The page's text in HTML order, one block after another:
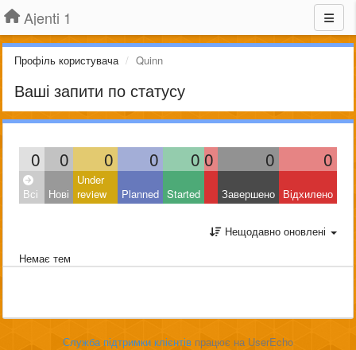
Ajenti 1
Профіль користувача Quinn
Ваші запити по статусу
0 0 0 0 0 0 0 0
Всі Нові
Under
review
Planned Started Завершено Відхилено
Нещодавно оновлені
Немає тем
Служба підтримки клієнтів працює на UserEcho